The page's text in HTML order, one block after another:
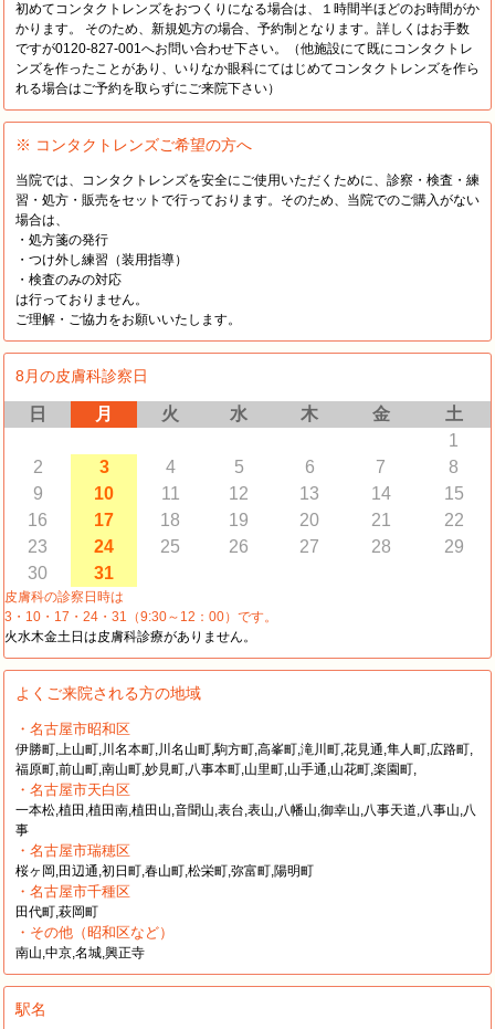
初めてコンタクトレンズをおつくりになる場合は、１時間半ほどのお時間がか
かります。 そのため、新規処方の場合、予約制となります。詳しくはお手数
ですが0120-827-001へお問い合わせ下さい。（他施設にて既にコンタクトレ
ンズを作ったことがあり、いりなか眼科にてはじめてコンタクトレンズを作ら
れる場合はご予約を取らずにご来院下さい）
※ コンタクトレンズご希望の方へ
当院では、コンタクトレンズを安全にご使用いただくために、診察・検査・練
習・処方・販売をセットで行っております。そのため、当院でのご購入がない
場合は、
・処方箋の発行
・つけ外し練習（装用指導）
・検査のみの対応
は行っておりません。
ご理解・ご協力をお願いいたします。
8月の皮膚科診察日
日 月 火 水 木 金
土
1
2
3 4 5 6 7
8
9
10 11 12 13 14
15
16
17 18 19 20 21
22
23
24 25 26 27 28
29
30
31
皮膚科の診察日時は
3・10・17・24・31（9:30～12：00）です。
火水木金土日は皮膚科診療がありません。
よくご来院される方の地域
・名古屋市昭和区
伊勝町,上山町,川名本町,川名山町,駒方町,高峯町,滝川町,花見通,隼人町,広路町,
福原町,前山町,南山町,妙見町,八事本町,山里町,山手通,山花町,楽園町,
・名古屋市天白区
一本松,植田,植田南,植田山,音聞山,表台,表山,八幡山,御幸山,八事天道,八事山,八
事
・名古屋市瑞穂区
桜ヶ岡,田辺通,初日町,春山町,松栄町,弥富町,陽明町
・名古屋市千種区
田代町,萩岡町
・その他（昭和区など）
南山,中京,名城,興正寺
駅名